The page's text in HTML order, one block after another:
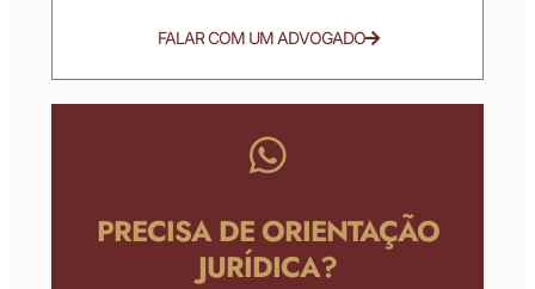
FALAR COM UM ADVOGADO
PRECISA DE ORIENTAÇÃO
JURÍDICA?